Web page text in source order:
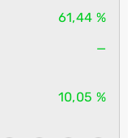
61,44 %
—
10,05 %